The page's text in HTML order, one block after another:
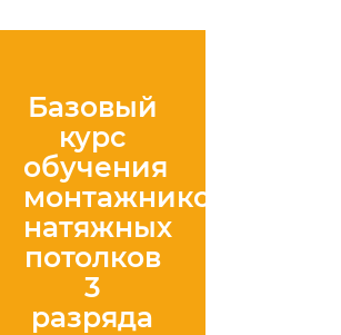
Базовый
курс
обучения
монтажников
натяжных
потолков
3
разряда